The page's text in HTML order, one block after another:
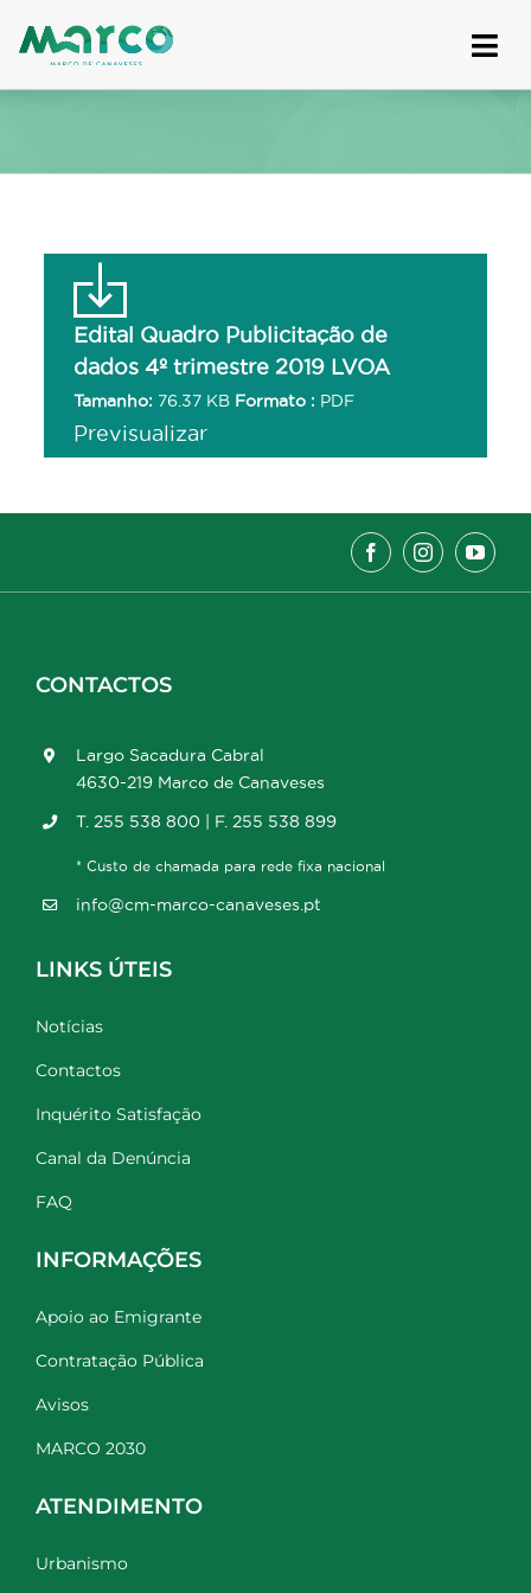
to
Edital Quadro Publicitação de
dados 4º trimestre 2019 LVOA
Tamanho: 76.37 KB Formato : PDF
Previsualizar
CONTACTOS
Largo Sacadura Cabral
4630-219 Marco de Canaveses
T. 255 538 800 | F. 255 538 899
* Custo de chamada para rede fixa nacional
info@cm-marco-canaveses.pt
LINKS ÚTEIS
Notícias
Contactos
Inquérito Satisfação
Canal da Denúncia
FAQ
INFORMAÇÕES
Apoio ao Emigrante
Contratação Pública
Avisos
MARCO 2030
ATENDIMENTO
Urbanismo